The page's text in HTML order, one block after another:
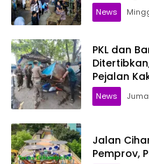
News
PKL dan
Pejalan
News
Jalan
Pemprov,